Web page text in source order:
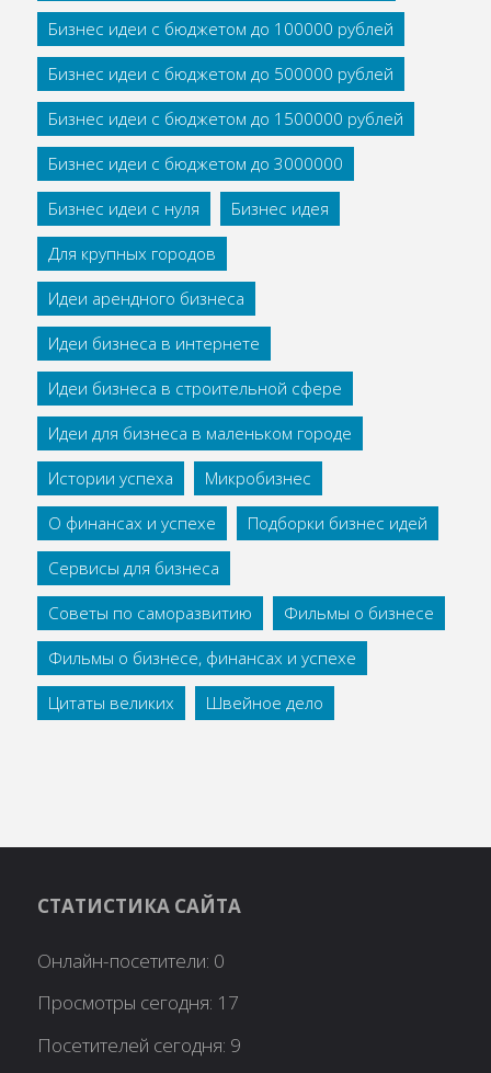
Бизнес идеи с бюджетом до 100000 рублей
Бизнес идеи с бюджетом до 500000 рублей
Бизнес идеи с бюджетом до 1500000 рублей
Бизнес идеи с бюджетом до 3000000
Бизнес идеи с нуля
Бизнес идея
Для крупных городов
Идеи арендного бизнеса
Идеи бизнеса в интернете
Идеи бизнеса в строительной сфере
Идеи для бизнеса в маленьком городе
Истории успеха
Микробизнес
О финансах и успехе
Подборки бизнес идей
Сервисы для бизнеса
Советы по саморазвитию
Фильмы о бизнесе
Фильмы о бизнесе, финансах и успехе
Цитаты великих
Швейное дело
СТАТИСТИКА САЙТА
Онлайн-посетители: 0
Просмотры сегодня: 17
Посетителей сегодня: 9